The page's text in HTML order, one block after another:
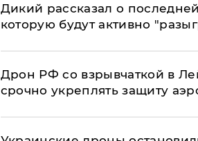
Дикий рассказал о
которую будут активно
​Дрон РФ со взрывчаткой в
срочно укреплять защиту